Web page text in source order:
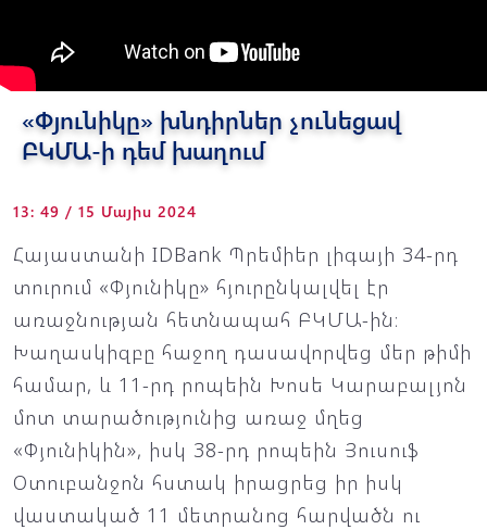
«Փյունիկը» խնդիրներ չունեցավ
ԲԿՄԱ-ի դեմ խաղում
13: 49 / 15 Մայիս 2024
Հայաստանի IDBank Պրեմիեր լիգայի 34-րդ
տուրում «Փյունիկը» հյուրընկալվել էր
առաջնության հետնապահ ԲԿՄԱ-ին։
Խաղասկիզբը հաջող դասավորվեց մեր թիմի
համար, և 11-րդ րոպեին Խոսե Կարաբալյոն
մոտ տարածությունից առաջ մղեց
«Փյունիկին», իսկ 38-րդ րոպեին Յուսուֆ
Օտուբանջոն հստակ իրացրեց իր իսկ
վաստակած 11 մետրանոց հարվածն ու